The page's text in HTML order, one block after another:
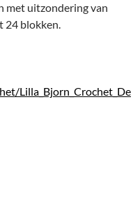
met uitzondering van
24 blokken.
Lilla_Bjorn_Crochet_De